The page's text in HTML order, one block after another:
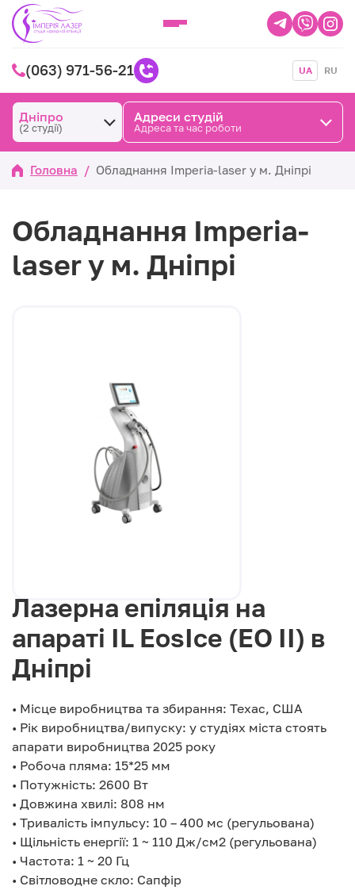
(063) 971-56-21 UA RU
Дніпро
(2 студії)
Адреси студій
Адреса та час роботи
Головна / Обладнання Imperia-laser у м. Дніпрі
Обладнання Imperia-
laser у м. Дніпрі
Лазерна епіляція на
апараті IL EosIce (EO II) в
Дніпрі
• Місце виробництва та збирання: Техас, США
• Рік виробництва/випуску: у студіях міста стоять
апарати виробництва 2025 року
• Робоча пляма: 15*25 мм
• Потужність: 2600 Вт
• Довжина хвилі: 808 нм
• Тривалість імпульсу: 10 – 400 мс (регульована)
• Щільність енергії: 1 ~ 110 Дж/см2 (регульована)
• Частота: 1 ~ 20 Гц
• Світловодне скло: Сапфір